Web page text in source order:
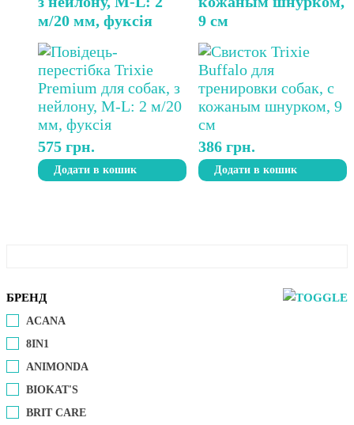
м/20 мм, фуксія
575 грн.
Додати в кошик
9 см
386грн.
Додати в кошик
БРЕНД
ACANA
8IN1
ANIMONDA
BIOKAT'S
BRIT CARE